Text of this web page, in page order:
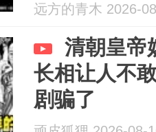
远方的青木 2026-
清朝皇帝
长相让人不
剧骗了